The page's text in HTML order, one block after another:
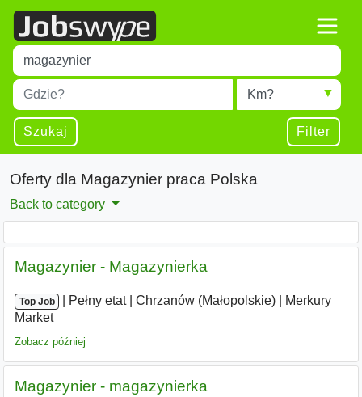
Title
Type 1 or more characters for results.
Miejscowość
Type 1 or more characters for results.
Radius
Szukaj Filter
Oferty dla Magazynier praca Polska
Back to category
Magazynier - Magazynierka
Top Job Pełny etat| Chrzanów (Małopolskie)
Merkury
Market
Zobacz później
Magazynier - magazynierka